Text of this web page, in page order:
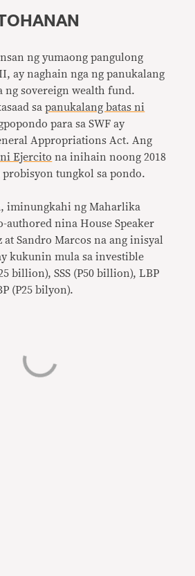
ng yumaong pangulong
ay naghain nga ng panukalang
ng sovereign wealth fund.
sapanukalang batas ni
para sa SWF ay
Appropriations Act. Ang
Ejercito na inihain noong 2018
probisyon tungkol sa pondo.
iminungkahi ng Maharlika
authored nina House Speaker
at Sandro Marcos na ang inisyal
kukunin mula sa investible
billion), SSS (P50 billion), LBP
(P25 bilyon).